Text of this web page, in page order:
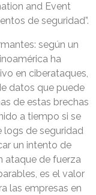
and Event
de seguridad”.
según un
ha
en ciberataques,
datos que puede
de estas brechas
a tiempo si se
logs de seguridad
un intento de
ataque de fuerza
es el valor
las empresas en